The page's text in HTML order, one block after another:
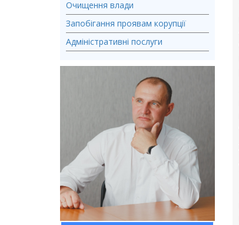
Очищення влади
Запобігання проявам корупції
Адміністративні послуги